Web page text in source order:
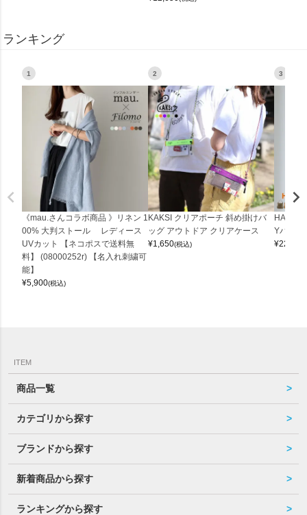
ランキング
1
《mau.さんコラボ商品 》リネン 1
00% 大判ストール レディース
UVカット 【ネコポスで送料無
料】 (08000252r) 【名入れ刺繍可
能】
¥5,900(税込)
2
KAKSI クリアポーチ 斜め掛けバ
ッグ アウトドア クリアケース
¥1,650(税込)
3
Yバッグ
¥22,000
ITEM
商品一覧
カテゴリから探す
ブランドから探す
新着商品から探す
ランキングから探す